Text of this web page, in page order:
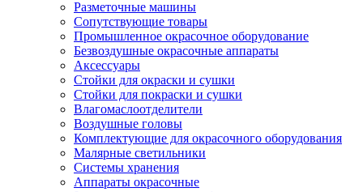
Разметочные машины
Сопутствующие товары
Промышленное окрасочное оборудование
Безвоздушные окрасочные аппараты
Аксессуары
Стойки для окраски и сушки
Стойки для покраски и сушки
Влагомаслоотделители
Воздушные головы
Комплектующие для окрасочного оборудования
Малярные светильники
Системы хранения
Аппараты окрасочные